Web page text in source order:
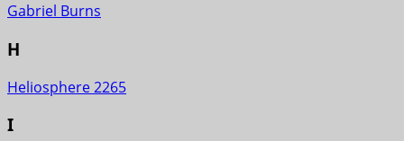
Gabriel Burns
H
Heliosphere 2265
I